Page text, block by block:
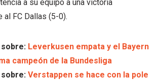
a su equipo a una victoria
al FC Dallas (5-0).
Leverkusen empata y el Bayern
campeón de la Bundesliga
Verstappen se hace con la pole